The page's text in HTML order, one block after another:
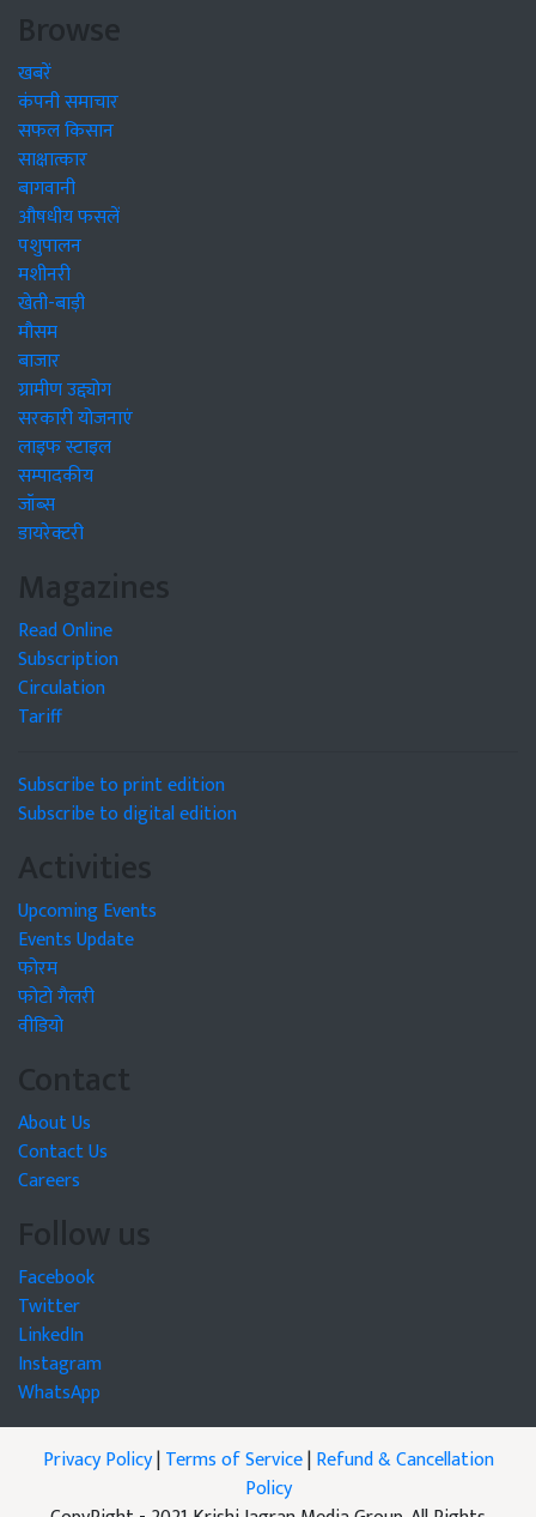
Browse
खबरें
कंपनी समाचार
सफल किसान
साक्षात्कार
बागवानी
औषधीय फसलें
पशुपालन
मशीनरी
खेती-बाड़ी
मौसम
बाजार
ग्रामीण उद्द्योग
सरकारी योजनाएं
लाइफ स्टाइल
सम्पादकीय
जॉब्स
डायरेक्टरी
Magazines
Read Online
Subscription
Circulation
Tariff
Subscribe to print edition
Subscribe to digital edition
Activities
Upcoming Events
Events Update
फोरम
फोटो गैलरी
वीडियो
Contact
About Us
Contact Us
Careers
Follow us
Facebook
Twitter
LinkedIn
Instagram
WhatsApp
Privacy Policy|Terms of Service|Refund & Cancellation
Policy